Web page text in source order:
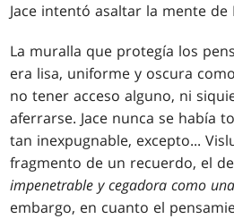
Jace intentó asaltar la mente de
La muralla que protegía los
era lisa, uniforme y oscura
no tener acceso alguno, ni
aferrarse. Jace nunca se había
tan inexpugnable, excepto...
fragmento de un recuerdo, el
impenetrable y cegadora como
embargo, en cuanto el